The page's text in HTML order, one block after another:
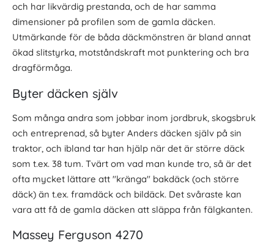
och har likvärdig prestanda, och de har samma
dimensioner på profilen som de gamla däcken.
Utmärkande för de båda däckmönstren är bland annat
ökad slitstyrka, motståndskraft mot punktering och bra
dragförmåga.
Byter däcken själv
Som många andra som jobbar inom jordbruk, skogsbruk
och entreprenad, så byter Anders däcken själv på sin
traktor, och ibland tar han hjälp när det är större däck
som t.ex. 38 tum. Tvärt om vad man kunde tro, så är det
ofta mycket lättare att "kränga" bakdäck (och större
däck) än t.ex. framdäck och bildäck. Det svåraste kan
vara att få de gamla däcken att släppa från fälgkanten.
Massey Ferguson 4270